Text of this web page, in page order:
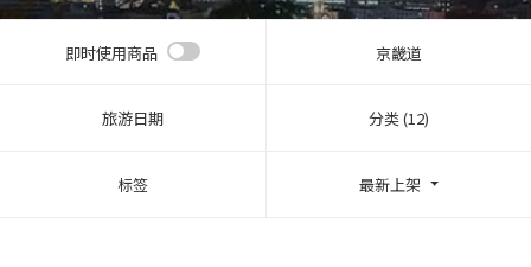
即时使用商品 京畿道
旅游日期 分类 (12)
标签 最新上架